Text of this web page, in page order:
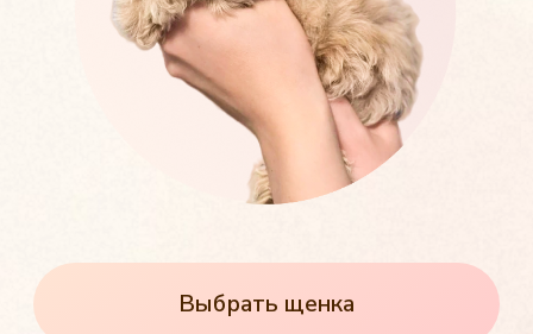
Получить консультацию
Выбрать щенка
по Владимирской области